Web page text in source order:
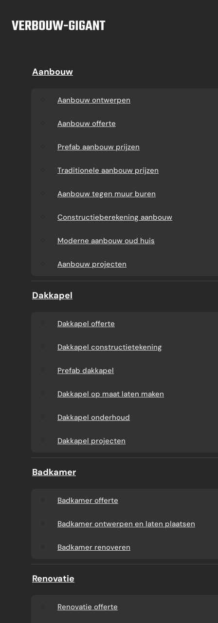
Aanbouw
Aanbouw offerte
Prefab aanbouw
prijzen
Traditionele aanbouw
prijzen
Aanbouw tegen muur
buren
Constructieberekening
Moderne aanbouw
Prefab dakkapel
laten maken
Dakkapel
Dakkapel projecten
Aanbouw
Aanbouw ontwerpen
Aanbouw offerte
Prefab aanbouw prijzen
Traditionele aanbouw prijzen
Aanbouw tegen muur buren
Constructieberekening aanbouw
Moderne aanbouw oud huis
Aanbouw projecten
Dakkapel
Dakkapel offerte
Dakkapel constructietekening
Prefab dakkapel
Dakkapel op maat laten maken
Dakkapel onderhoud
Dakkapel projecten
Badkamer
Badkamer offerte
Badkamer ontwerpen en laten plaatsen
Badkamer renoveren
Renovatie
Renovatie offerte